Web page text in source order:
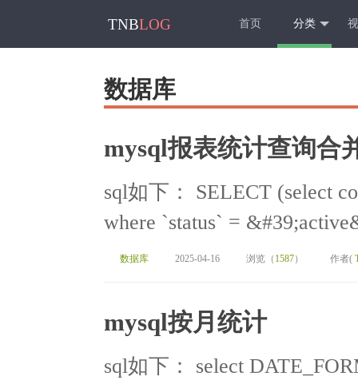
TNBLOG 首页 分类
数据库
mysql报表统计查询合
sql如下： SELECT (select
where `status` =
数据库 2025-04-16 浏览（ 1587） 作者(
mysql按月统计
sql如下： select